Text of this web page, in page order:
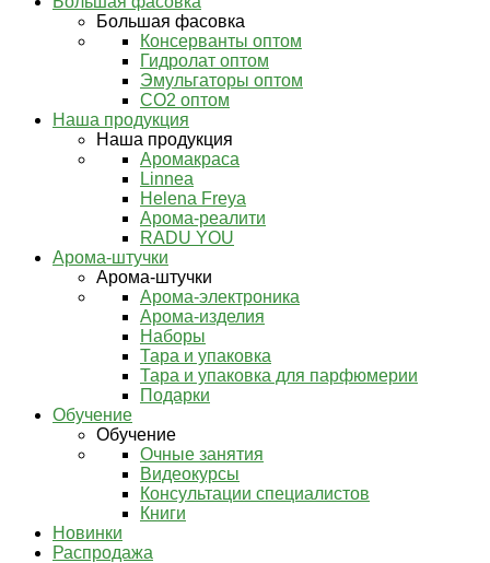
Большая фасовка
Консерванты оптом
Гидролат оптом
Эмульгаторы оптом
СО2 оптом
Наша продукция
Наша продукция
Аромакраса
Linnea
Helena Freya
Арома-реалити
RADU YOU
Арома-штучки
Арома-штучки
Арома-электроника
Арома-изделия
Наборы
Тара и упаковка
Тара и упаковка для парфюмерии
Подарки
Обучение
Обучение
Очные занятия
Видеокурсы
Консультации специалистов
Книги
Новинки
Распродажа